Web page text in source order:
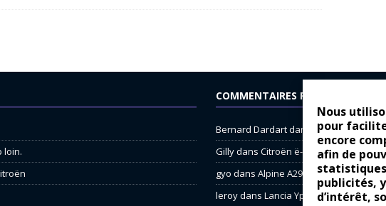
Nous
pour
encore
afin de
publicités,
d’intérêt,
loin.
COMMENTAIRES RÉCENTS
Bernard Dardartdans
Dacia Sandero
Gillydans Citroën ë-C3 : la révolution a
gyo dans Alpine A290 : L’irrésistible
leroydans Lancia Ypsilon :